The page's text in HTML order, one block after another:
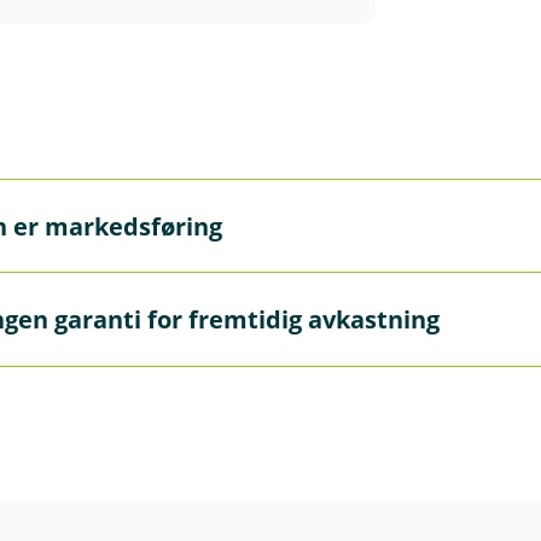
er markedsføring
personlig rådgivning. Hvis du ønsker rådgivning fra en
garanti for fremtidig avkastning